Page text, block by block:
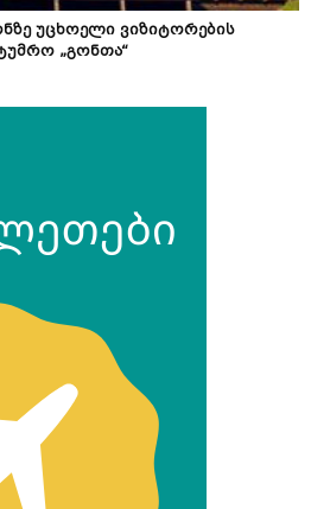
უცხოელი ვიზიტორების
„გონთა“